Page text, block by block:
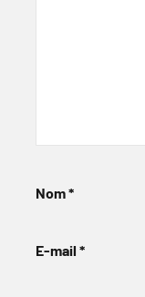
Nom*
E-mail *